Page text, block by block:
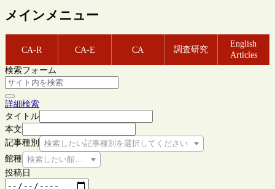
メインメニュー
CA-R CA-E CA 調査研究
English
Articles
検索フォーム
詳細検索
タイトル
本文
記事種別
検索したい記事種別を選択してください
館種 検索したい館種を選択してください
投稿日